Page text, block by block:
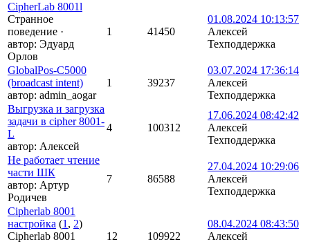
CipherLab 8001l
Странное
поведение ·
автор: Эдуард
Орлов
1 41450
01.08.2024 10:13:57
Алексей
Техподдержка
GlobalPos-C5000
(broadcast intent)
автор: admin_aogar
1 39237
03.07.2024 17:36:14
Алексей
Техподдержка
Выгрузка и загрузка
задачи в cipher 8001-
L
автор: Алексей
4 100312
17.06.2024 08:42:42
Алексей
Техподдержка
Не работает чтение
части ШК
автор: Артур
Родичев
7 86588
27.04.2024 10:29:06
Алексей
Техподдержка
Cipherlab 8001
настройка (1 , 2)
Cipherlab 8001
12 109922
08.04.2024 08:43:50
Алексей